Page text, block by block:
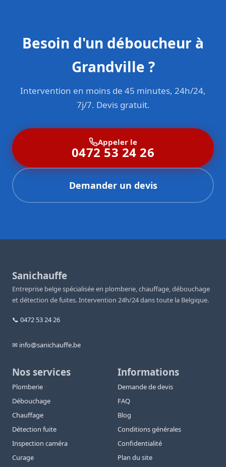
Besoin d'un déboucheur à
Grandville ?
Intervention en moins de 45 minutes, 24h/24,
7j/7. Devis gratuit.
Appeler le
0472 53 24 26
Demander un devis
Sanichauffe
Entreprise belge spécialisée en plomberie, chauffage, débouchage
et détection de fuites. Intervention 24h/24 dans toute la Belgique.
📞 0472 53 24 26
✉ info@sanichauffe.be
Nos services
Plomberie
Débouchage
Chauffage
Détection fuite
Inspection caméra
Curage
Informations
Demande de devis
FAQ
Blog
Conditions générales
Confidentialité
Plan du site